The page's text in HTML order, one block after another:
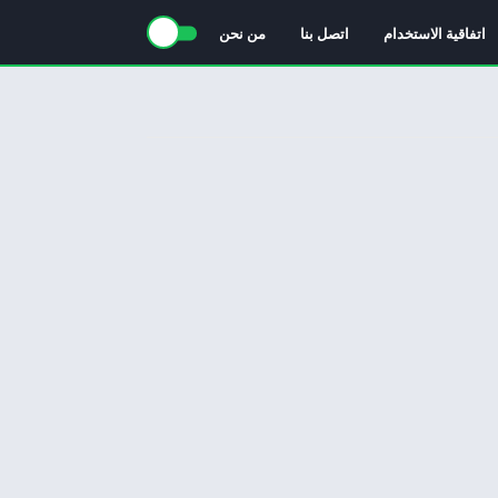
اتفاقية الاستخدام اتصل بنا من نحن